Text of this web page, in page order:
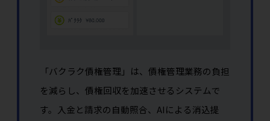
「バクラク債権管理」は、債権管理業務の負担
を減らし、債権回収を加速させるシステムで
す。入金と請求の自動照合、AIによる消込提